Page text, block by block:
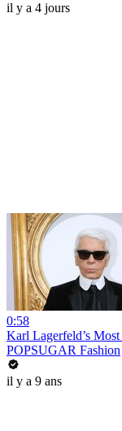
il y a 4 jours
0:58
Karl Lagerfeld’s
POPSUGAR Fashion
il y a 9 ans